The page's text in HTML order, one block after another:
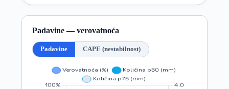
Padavine — verovatnoća
Padavine CAPE (nestabilnost)